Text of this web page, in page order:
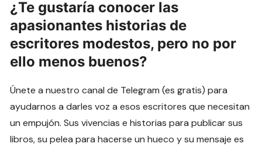
¿Te gustaría conocer las
apasionantes historias de
escritores modestos, pero no por
ello menos buenos?
Únete a nuestro canal de Telegram (es gratis) para
ayudarnos a darles voz a esos escritores que necesitan
un empujón. Sus vivencias e historias para publicar sus
libros, su pelea para hacerse un hueco y su mensaje es